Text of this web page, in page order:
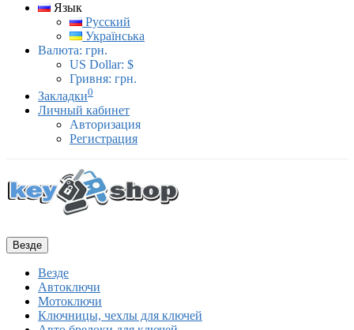
Язык
Русский
Українська
Валюта: грн.
US Dollar: $
Гривня: грн.
Закладки0
Личный кабинет
Авторизация
Регистрация
Везде
Везде
Автоключи
Мотоключи
Ключницы, чехлы для ключей